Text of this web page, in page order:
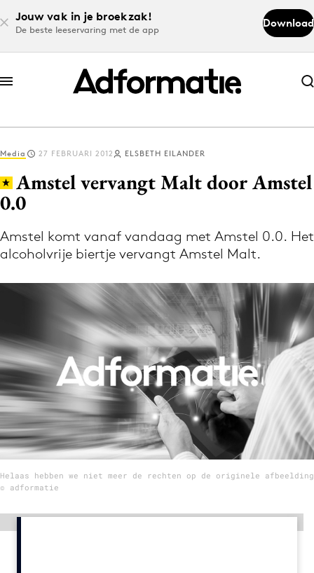
Jouw vak in je broekzak!
De beste leeservaring met de app
Download
Abonneer nu
Abonneer nu
Log in
Volg het laatste nieuws via de Adformatie
Nieuws app
Menu
Home
9 sept: GenAI-training
12 nov: MarketingLive!
Adverteren
Events
Media 27 FEBRUARI 2012 ELSBETH EILANDER
Amstel vervangt Malt door Amstel
0.0
Amstel komt vanaf vandaag met Amstel 0.0. Het
alcoholvrije biertje vervangt Amstel Malt.
Helaas hebben we niet meer de rechten op de originele afbeelding
© adformatie